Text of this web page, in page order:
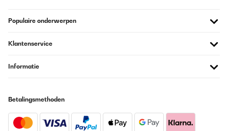
Good thanks
Amazon user
Populaire onderwerpen
Klantenservice
Informatie
Betalingsmethoden